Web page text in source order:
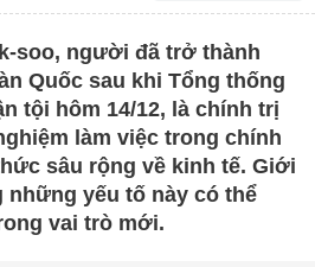
soo, người đã trở thành
Quốc sau khi Tổng thống
tội hôm 14/12, là chính trị
làm việc trong chính
sâu rộng về kinh tế. Giới
những yếu tố này có thể
vai trò mới.